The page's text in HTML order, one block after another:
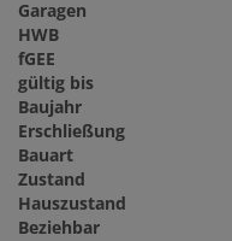
Garagen
HWB
fGEE
gültig bis
Baujahr
Erschließung
Bauart
Zustand
Hauszustand
Beziehbar